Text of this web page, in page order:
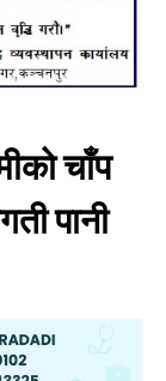
चाँप
पानी